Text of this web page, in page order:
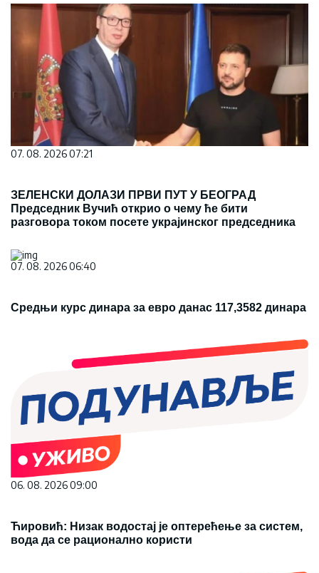
07. 08. 2026 07:21
ЗЕЛЕНСКИ ДОЛАЗИ ПРВИ ПУТ У БЕОГРАД
Председник Вучић открио о чему ће бити
разговора током посете украјинског председника
07. 08. 2026 06:40
Средњи курс динара за евро данас 117,3582 динара
06. 08. 2026 09:00
Ћировић: Низак водостај је оптерећење за систем,
вода да се рационално користи